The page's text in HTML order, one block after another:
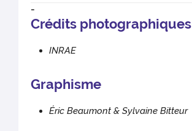
-
Crédits photographiques
INRAE
Graphisme
Éric Beaumont & Sylvaine Bitteur